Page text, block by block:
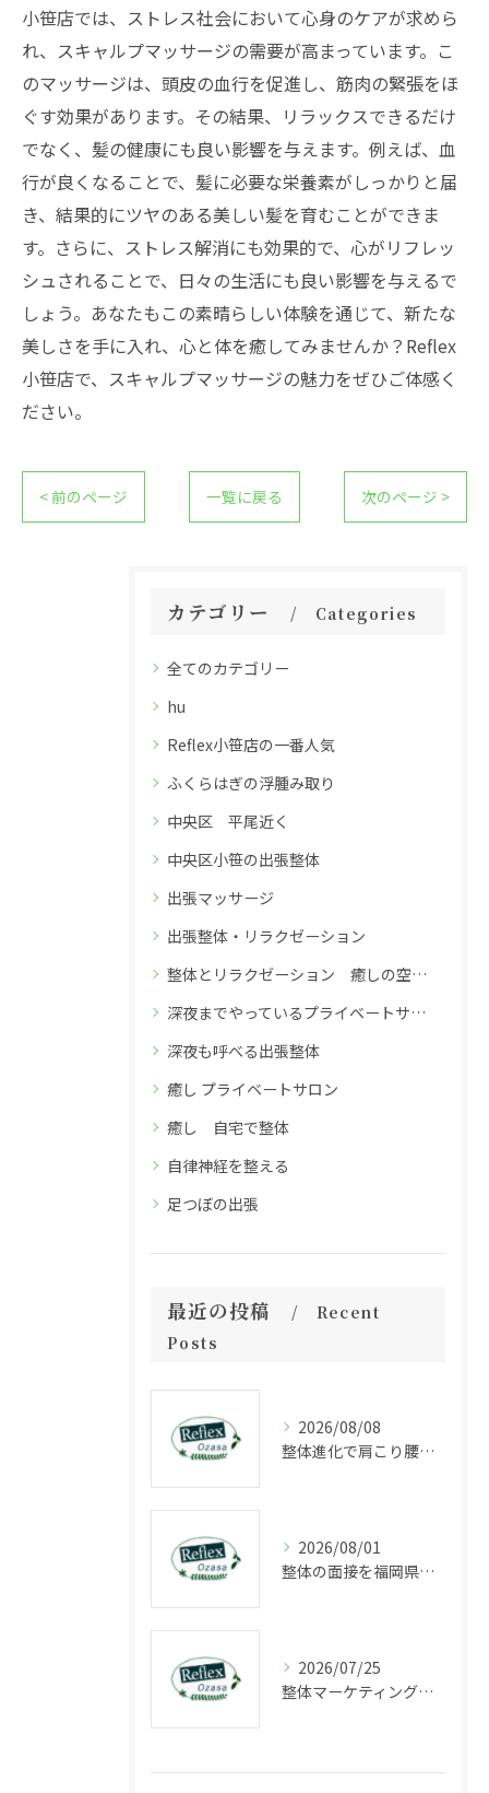
小笹店では、ストレス社会において心身のケアが求めら
れ、スキャルプマッサージの需要が高まっています。こ
のマッサージは、頭皮の血行を促進し、筋肉の緊張をほ
ぐす効果があります。その結果、リラックスできるだけ
でなく、髪の健康にも良い影響を与えます。例えば、血
行が良くなることで、髪に必要な栄養素がしっかりと届
き、結果的にツヤのある美しい髪を育むことができま
す。さらに、ストレス解消にも効果的で、心がリフレッ
シュされることで、日々の生活にも良い影響を与えるで
しょう。あなたもこの素晴らしい体験を通じて、新たな
美しさを手に入れ、心と体を癒してみませんか？Reflex
小笹店で、スキャルプマッサージの魅力をぜひご体感く
ださい。
< 前のページ 一覧に戻る 次のページ >
カテゴリー Categories
全てのカテゴリー
hu
Reflex小笹店の一番人気
ふくらはぎの浮腫み取り
中央区 平尾近く
中央区小笹の出張整体
出張マッサージ
出張整体・リラクゼーション
整体とリラクゼーション 癒しの空間 深夜26時までのReflex小笹店
深夜までやっているプライベートサロン
深夜も呼べる出張整体
癒し プライベートサロン
癒し 自宅で整体
自律神経を整える
足つぼの出張
最近の投稿
Recent
Posts
2026/08/08
整体進化で肩こり腰痛や姿勢がどう変わるか通院とセルフケアの現実的な成果と判断基準
2026/08/01
整体の面接を福岡県福岡市中央区長浜で受ける際に知っておきたいポイントと選考の流れ
2026/07/25
整体マーケティングの成功法則と集客力を高める最新戦略解説